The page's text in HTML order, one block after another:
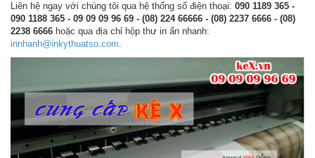
Liên hệ ngay với chúng tôi qua hệ thống số điện thoại: 090 1189 365 -
090 1188 365 - 09 09 09 96 69 - (08) 224 66666 - (08) 2237 6666 - (08)
2238 6666 hoặc qua địa chỉ hộp thư in ấn nhanh:
innhanh@inkythuatso.com.